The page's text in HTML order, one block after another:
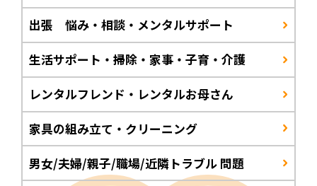
出張 悩み・相談・メンタルサポート
生活サポート・掃除・家事・子育・介護
レンタルフレンド・レンタルお母さん
家具の組み立て・クリーニング
男女/夫婦/親子/職場/近隣トラブル 問題